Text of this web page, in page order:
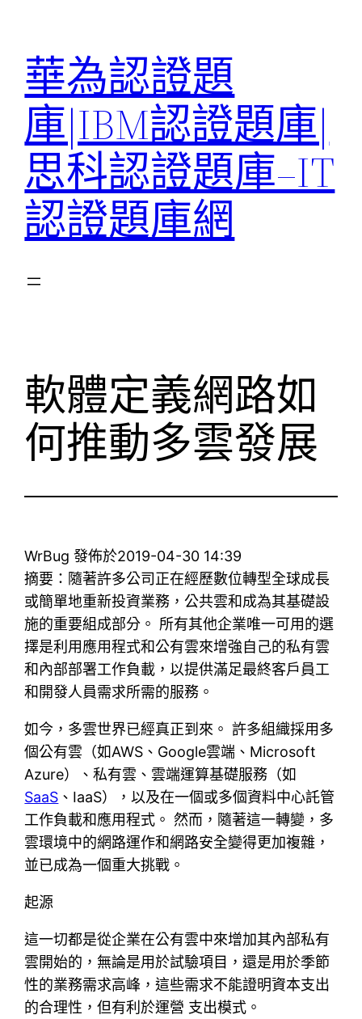
華為認證題
庫|IBM認證題庫|
思科認證題庫–IT
認證題庫網
軟體定義網路如
何推動多雲發展
WrBug 發佈於2019-04-30 14:39
摘要：隨著許多公司正在經歷數位轉型全球成長
或簡單地重新投資業務，公共雲和成為其基礎設
施的重要組成部分。 所有其他企業唯一可用的選
擇是利用應用程式和公有雲來增強自己的私有雲
和內部部署工作負載，以提供滿足最終客戶員工
和開發人員需求所需的服務。
如今，多雲世界已經真正到來。 許多組織採用多
個公有雲（如AWS、Google雲端、Microsoft
Azure）、私有雲、雲端運算基礎服務（如
SaaS 、IaaS），以及在一個或多個資料中心託管
工作負載和應用程式。 然而，隨著這一轉變，多
雲環境中的網路運作和網路安全變得更加複雜，
並已成為一個重大挑戰。
起源
這一切都是從企業在公有雲中來增加其內部私有
雲開始的，無論是用於試驗項目，還是用於季節
性的業務需求高峰，這些需求不能證明資本支出
的合理性，但有利於運營 支出模式。